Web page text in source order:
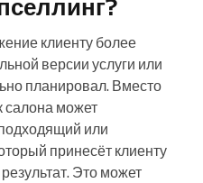
клиенту более
версии услуги или
планировал. Вместо
салона может
или
принесёт клиенту
Это может